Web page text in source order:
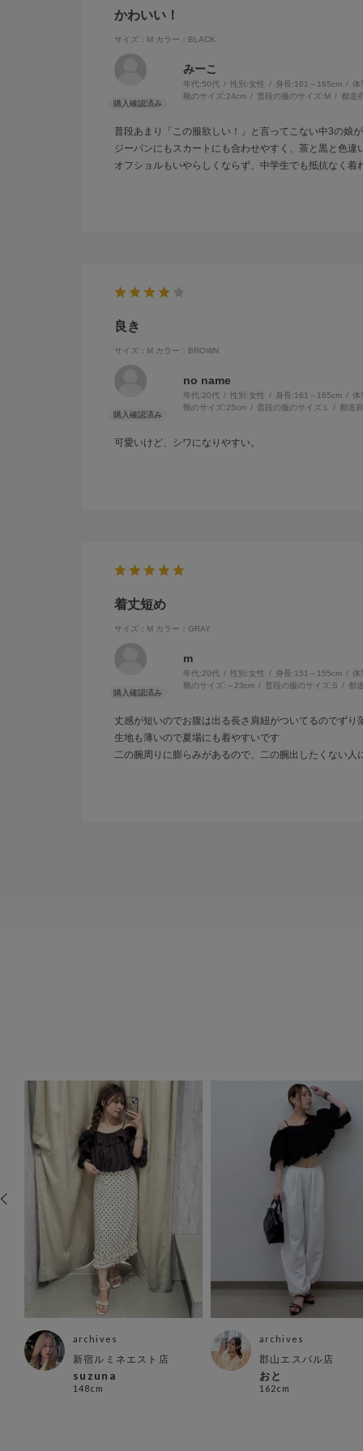
かわいい！
サイズ：M カラー：BLACK
みーこ
年代:50代 性別:女性 身長:161～165cm
体
靴のサイズ:24cm 普段の服のサイズ:M 都道
普段あまり「この服欲しい！」と言ってこない中3の娘
ジーパンにもスカートにも合わせやすく、茶と黒と色違
オフショルもいやらしくならず、中学生でも抵抗なく着
良き
サイズ：M カラー：BROWN
no name
年代:20代 性別:女性 身長:161～165cm
体
靴のサイズ:25cm 普段の服のサイズ:L 都道
可愛いけど、シワになりやすい。
着丈短め
サイズ：M カラー：GRAY
m
年代:20代 性別:女性 身長:151～155cm
体
靴のサイズ: ～23cm 普段の服のサイズ:S 都
丈感が短いのでお腹は出る長さ肩紐がついてるのでず
生地も薄いので夏場にも着やすいです
二の腕周りに膨らみがあるので、二の腕出したくない
archives
新宿ルミネエスト店
suzuna
148cm
archives
郡山エスパル店
おと
162cm